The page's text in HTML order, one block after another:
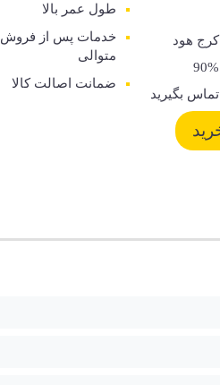
کرج هود
90%
تماس بگیرید
طول عمر بالا
خدمات پس از فروش
متوالی
ضمانت اصالت کالا